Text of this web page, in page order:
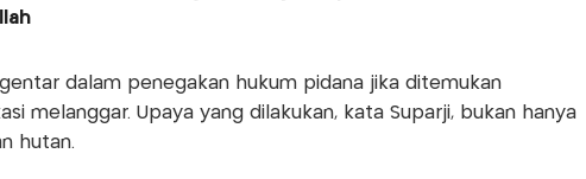
gentar dalam penegakan hukum pidana jika ditemukan
melanggar. Upaya yang dilakukan, kata Suparji, bukan hanya
hutan.